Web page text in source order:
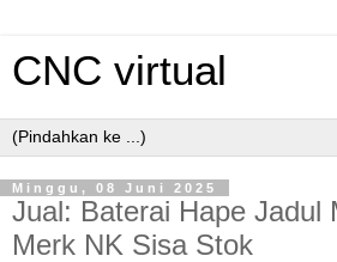
CNC virtual
Minggu, 08 Juni 2025
Jual: Baterai Hape Jadul
Merk NK Sisa Stok